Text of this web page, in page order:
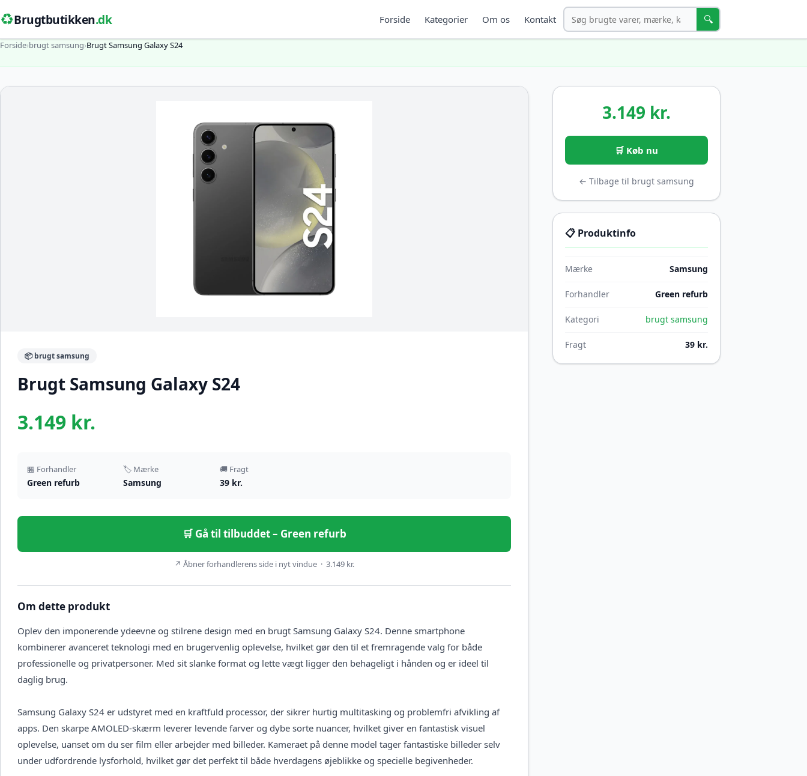
♻️Brugtbutikken.dk Forside Kategorier Om os Kontakt Søg 🔍
Forside›brugt samsung›Brugt Samsung Galaxy S24
📦 brugt samsung
Brugt Samsung Galaxy S24
3.149 kr.
🏪 Forhandler
Green refurb
🏷️ Mærke
Samsung
🚚 Fragt
39 kr.
🛒 Gå til tilbuddet – Green refurb
↗ Åbner forhandlerens side i nyt vindue · 3.149 kr.
Om dette produkt
Oplev den imponerende ydeevne og stilrene design med en brugt Samsung Galaxy S24. Denne smartphone
kombinerer avanceret teknologi med en brugervenlig oplevelse, hvilket gør den til et fremragende valg for både
professionelle og privatpersoner. Med sit slanke format og lette vægt ligger den behageligt i hånden og er ideel til
daglig brug.
Samsung Galaxy S24 er udstyret med en kraftfuld processor, der sikrer hurtig multitasking og problemfri afvikling af
apps. Den skarpe AMOLED-skærm leverer levende farver og dybe sorte nuancer, hvilket giver en fantastisk visuel
oplevelse, uanset om du ser film eller arbejder med billeder. Kameraet på denne model tager fantastiske billeder selv
under udfordrende lysforhold, hvilket gør det perfekt til både hverdagens øjeblikke og specielle begivenheder.
3.149 kr.
🛒 Køb nu
← Tilbage til brugt samsung
📋 Produktinfo
Mærke Samsung
Forhandler Green refurb
Kategori brugt samsung
Fragt 39 kr.